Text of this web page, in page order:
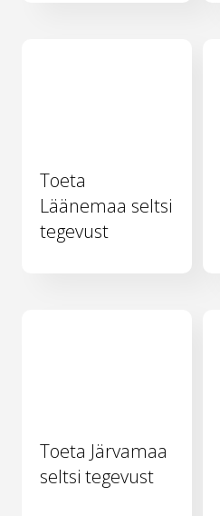
Toeta
Läänemaa seltsi
tegevust
Toeta Järvamaa
seltsi tegevust